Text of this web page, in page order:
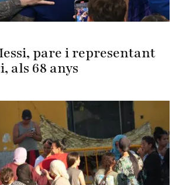
pare i representant
als 68 anys